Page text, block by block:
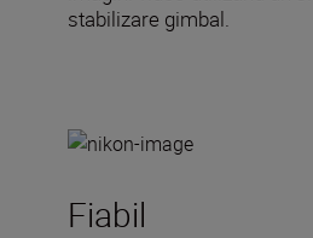
stabilizare gimbal.
Fiabil